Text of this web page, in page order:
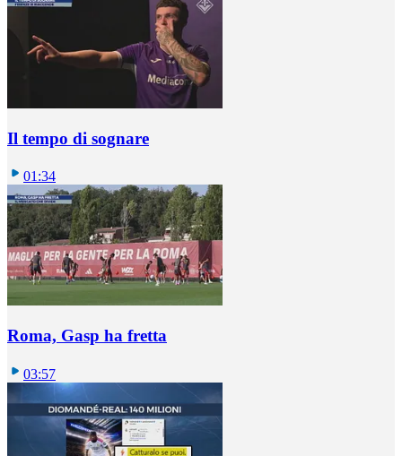
Il tempo di sognare
01:34
Roma, Gasp ha fretta
03:57